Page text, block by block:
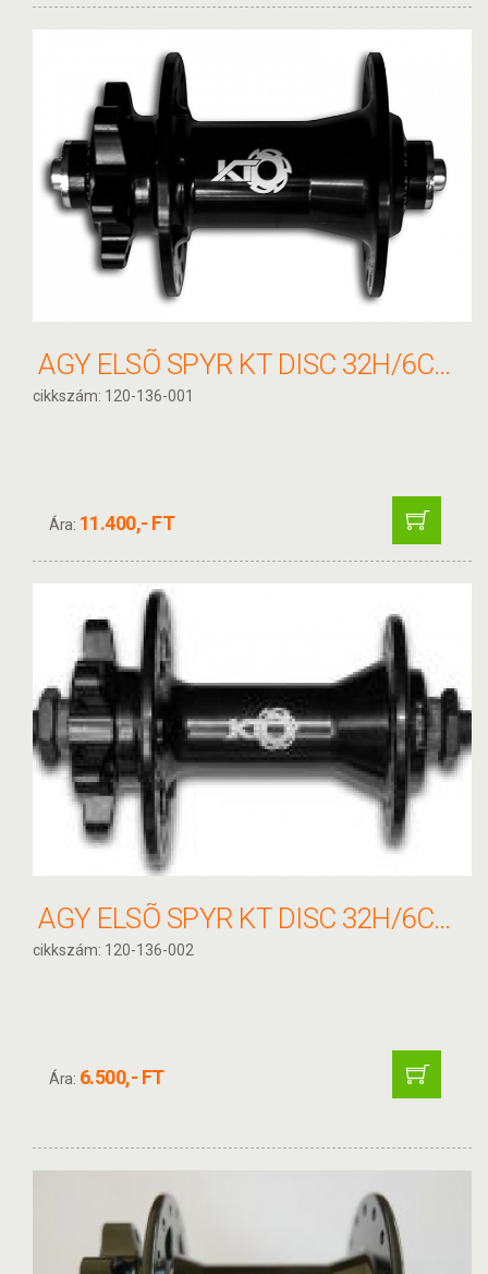
AGY ELSÕ SPYR KT DISC 32H/6CS 2 CSAPÁGY BLK
cikkszám: 120-136-001
Ára: 11.400,- FT
AGY ELSÕ SPYR KT DISC 32H/6CS BLK
cikkszám: 120-136-002
Ára: 6.500,- FT